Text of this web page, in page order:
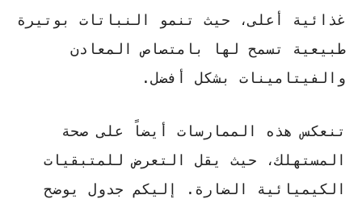
غذائية أعلى، حيث تنمو النباتات بوتيرة
طبيعية تسمح لها بامتصاص المعادن
والفيتامينات بشكل أفضل.
تنعكس هذه الممارسات أيضاً على صحة
المستهلك، حيث يقل التعرض للمتبقيات
الكيميائية الضارة. إليكم جدول يوضح